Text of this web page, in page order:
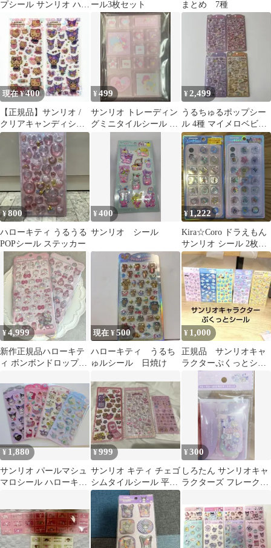
プシール サンリオ ハロ
ーキティ オバケーヌ 2
枚セット
ール3枚セット まとめ 7種
現在 ¥400
【正規品】サンリオ /
クリアキャンディシー
ル / 日焼けハローキテ
ィ・クロミ
¥499
サンリオ トレーディン
グミニタイルシール リ
¥2,499
うるちゅるポップシー
ル 4種 マイメロベビー
クロミベビー ポムポム
プリン
¥800
ハローキティ うるうる
POPシール ステッカー
¥400
サンリオ シール
¥ 1,222
Kira☆Coro ドラえもん
サンリオ シール 2枚セ
ット
¥4,999
新作正規品ハローキテ
ィ ボンボンドロップシ
メロ ピンク
現在 ¥500
ハローキティ うるち
ゅルシール 日焼け
¥ 1,000
正規品 サンリオキャ
ラクターぷくっとシー
ル5種類セット
¥ 1,880
サンリオ パールマシュ
マロシール ハローキテ
¥999
サンリオ キティ チェゴ
シムタイルシール 平成
ハッピーフォン ぼんど
ろ
¥300
しろたん サンリオキャ
ラクターズ フレークシ
ト クロミ